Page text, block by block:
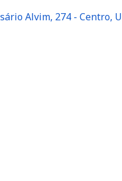
Alvim, 274 - Centro,